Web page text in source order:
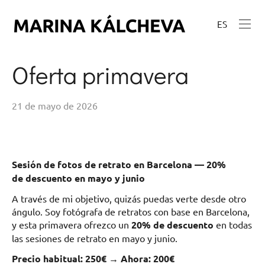
ES
Oferta primavera
21 de mayo de 2026
Sesión de fotos de retrato en Barcelona — 20%
de descuento en mayo y junio
A través de mi objetivo, quizás puedas verte desde otro
ángulo. Soy fotógrafa de retratos con base en Barcelona,
y esta primavera ofrezco un 20% de descuento en todas
las sesiones de retrato en mayo y junio.
Precio habitual: 250€ → Ahora: 200€